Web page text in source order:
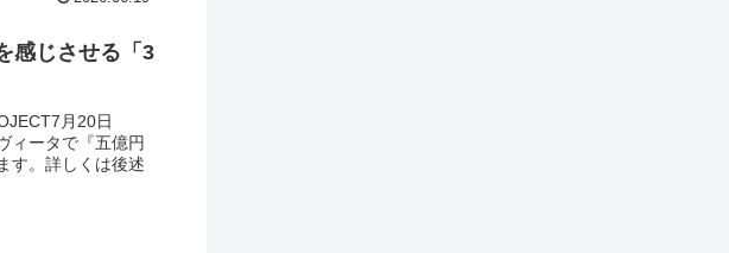
感じさせる「3
月20日
ィータで『五億円
す。詳しくは後述